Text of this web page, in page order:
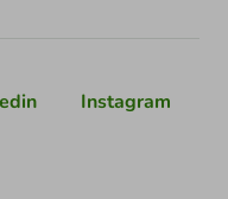
Instagram